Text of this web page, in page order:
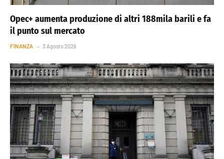
Opec+ aumenta produzione di altri 188mila barili e fa
il punto sul mercato
FINANZA 3 Agosto 2026